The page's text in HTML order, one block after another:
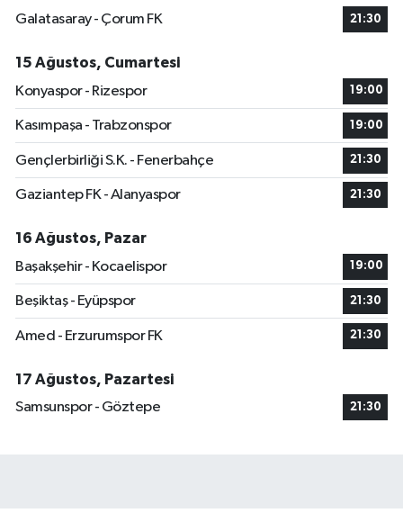
Galatasaray - Çorum FK
21:30
15 Ağustos, Cumartesi
Konyaspor - Rizespor
19:00
Kasımpaşa - Trabzonspor 19:00
Gençlerbirliği S.K. - Fenerbahçe 21:30
Gaziantep FK - Alanyaspor 21:30
16 Ağustos, Pazar
Başakşehir - Kocaelispor
19:00
Beşiktaş - Eyüpspor 21:30
Amed - Erzurumspor FK 21:30
17 Ağustos, Pazartesi
Samsunspor - Göztepe
21:30